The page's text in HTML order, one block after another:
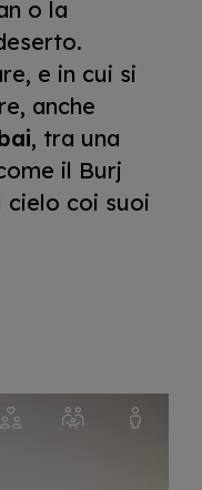
o la
e in cui si
anche
, tra una
il Burj
cielo coi suoi